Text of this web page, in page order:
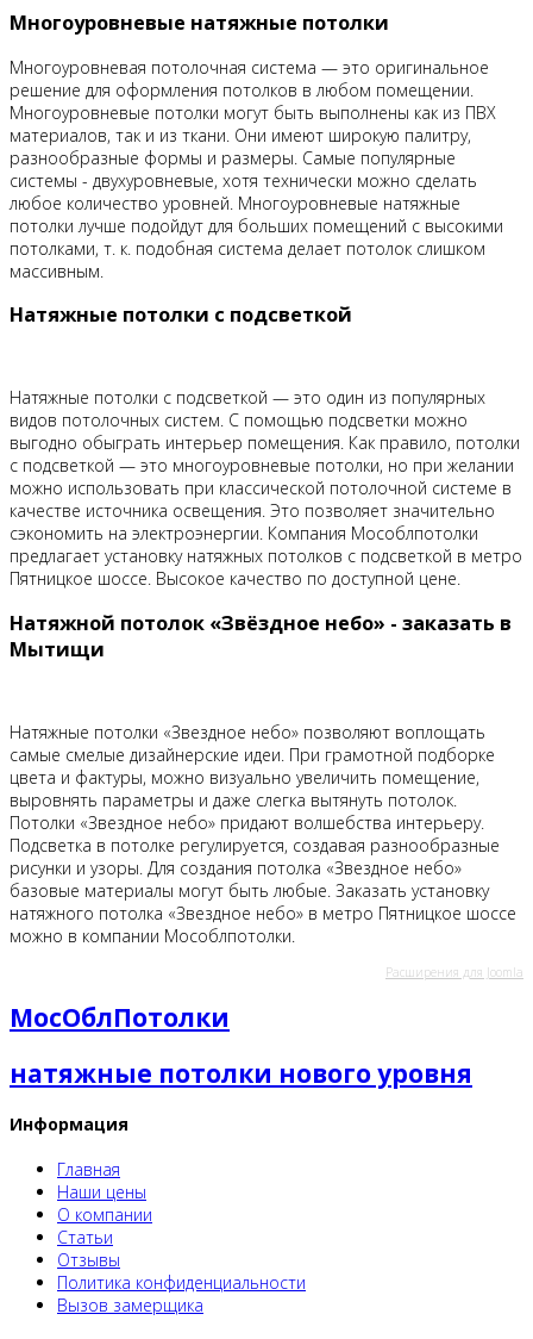
Многоуровневые натяжные потолки
Многоуровневая потолочная система — это оригинальное
решение для оформления потолков в любом помещении.
Многоуровневые потолки могут быть выполнены как из ПВХ
материалов, так и из ткани. Они имеют широкую палитру,
разнообразные формы и размеры. Самые популярные
системы - двухуровневые, хотя технически можно сделать
любое количество уровней. Многоуровневые натяжные
потолки лучше подойдут для больших помещений с высокими
потолками, т. к. подобная система делает потолок слишком
массивным.
Натяжные потолки с подсветкой
Натяжные потолки с подсветкой — это один из популярных
видов потолочных систем. С помощью подсветки можно
выгодно обыграть интерьер помещения. Как правило, потолки
с подсветкой — это многоуровневые потолки, но при желании
можно использовать при классической потолочной системе в
качестве источника освещения. Это позволяет значительно
сэкономить на электроэнергии. Компания Мособлпотолки
предлагает установку натяжных потолков с подсветкой в метро
Пятницкое шоссе. Высокое качество по доступной цене.
Натяжной потолок «Звёздное небо» - заказать в
Мытищи
Натяжные потолки «Звездное небо» позволяют воплощать
самые смелые дизайнерские идеи. При грамотной подборке
цвета и фактуры, можно визуально увеличить помещение,
выровнять параметры и даже слегка вытянуть потолок.
Потолки «Звездное небо» придают волшебства интерьеру.
Подсветка в потолке регулируется, создавая разнообразные
рисунки и узоры. Для создания потолка «Звездное небо»
базовые материалы могут быть любые. Заказать установку
натяжного потолка «Звездное небо» в метро Пятницкое шоссе
можно в компании Мособлпотолки.
Расширения для Joomla
МосОблПотолки
натяжные потолки нового уровня
Информация
Главная
Наши цены
О компании
Статьи
Отзывы
Политика конфиденциальности
Вызов замерщика